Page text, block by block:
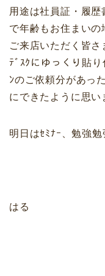
用途は社員証・履
で年齢もお住まいの
ご来店いただく皆
ﾃﾞｽｸにゆっくり貼
ﾝのご依頼分があっ
にできたように思い
明日はｾﾐﾅｰ、勉強勉
はる